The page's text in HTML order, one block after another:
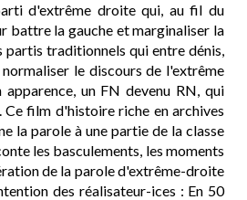
d'extrême droite qui, au fil du
battre la gauche et marginaliser la
traditionnels qui entre dénis,
le discours de l'extrême
un FN devenu RN, qui
film d'histoire riche en archives
la parole à une partie de la classe
les basculements, les moments
de la parole d'extrême-droite
des réalisateur-ices : En 50